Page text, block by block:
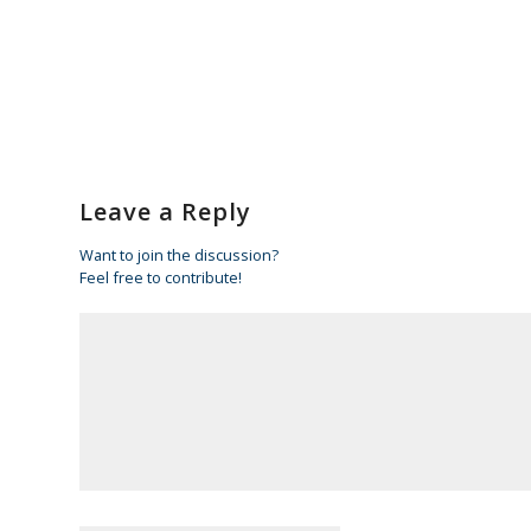
Leave a Reply
Want to join the discussion?
Feel free to contribute!